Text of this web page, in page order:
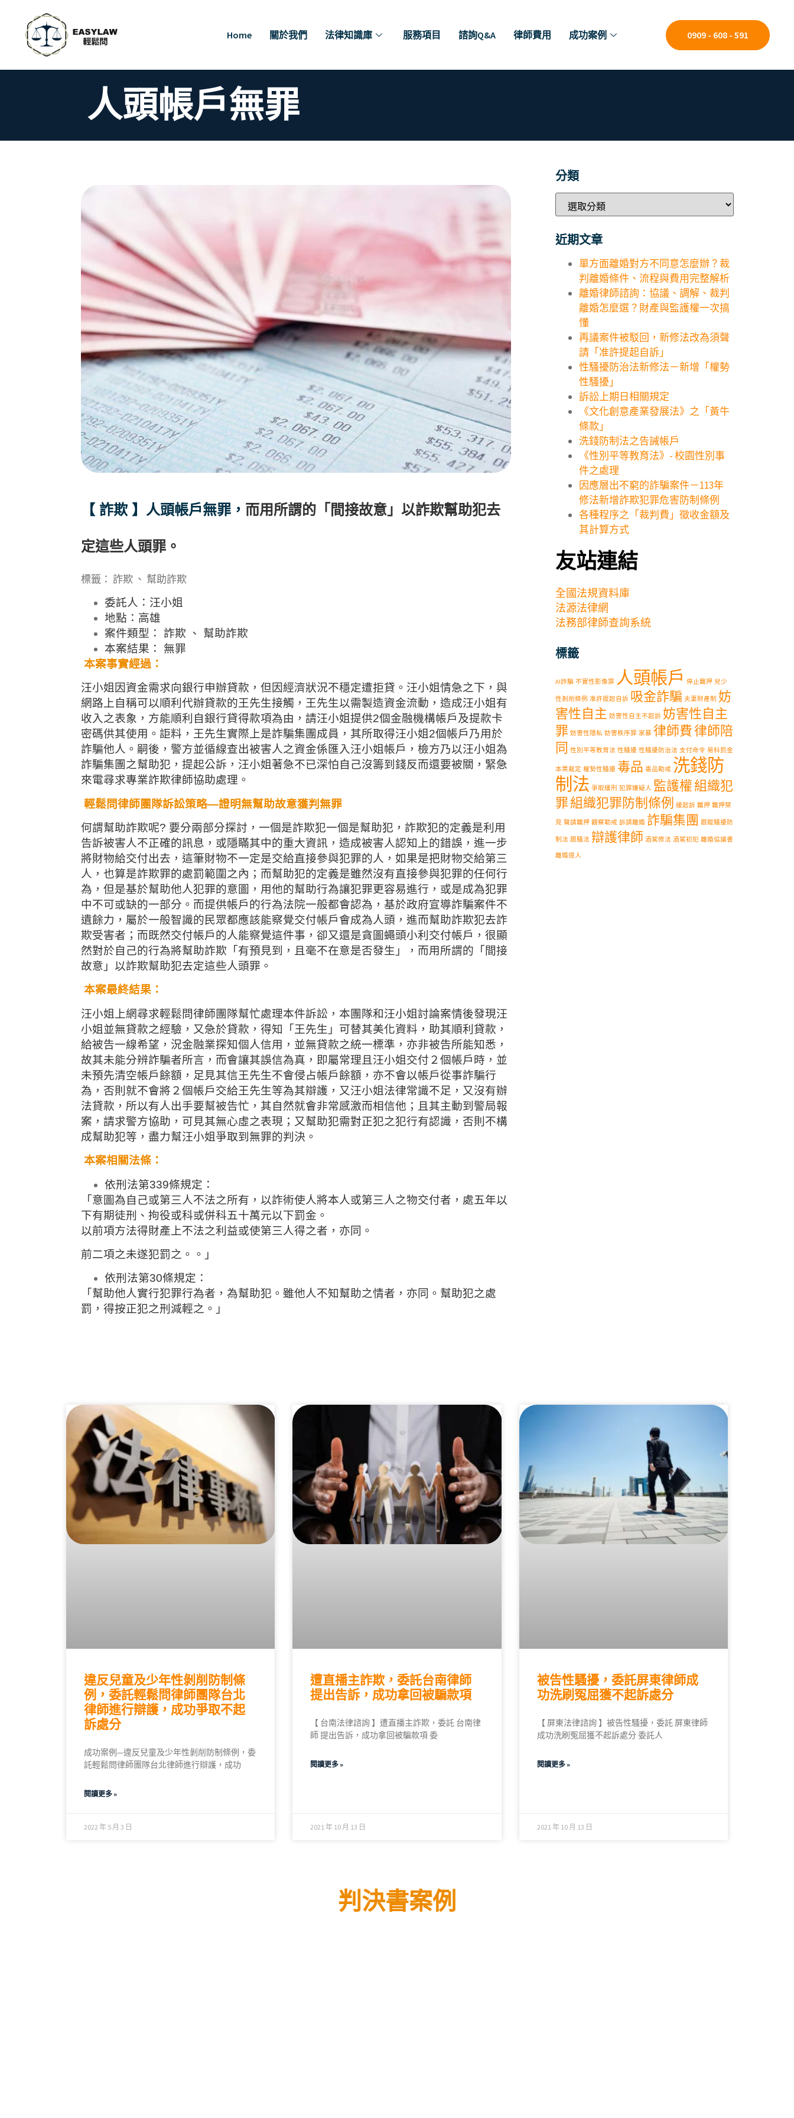
Home 關於我們 法律知識庫 服務項目 諮詢Q&A 律師費用 成功案例 0909 - 608 - 591
人頭帳戶無罪
【 詐欺 】人頭帳戶無罪， 而用所謂的「間接故意」以詐欺幫助犯去
定這些人頭罪。
標籤： 詐欺 、 幫助詐欺
委託人：汪小姐
地點：高雄
案件類型： 詐欺 、 幫助詐欺
本案結果： 無罪
本案事實經過：
汪小姐因資金需求向銀行申辦貸款，但因經濟狀況不穩定遭拒貸。汪小姐情急之下，與
網路上自稱可以順利代辦貸款的王先生接觸，王先生以需製造資金流動，造成汪小姐有
收入之表象，方能順利自銀行貸得款項為由，請汪小姐提供2個金融機構帳戶及提款卡
密碼供其使用。詎料，王先生實際上是詐騙集團成員，其所取得汪小姐2個帳戶乃用於
詐騙他人。嗣後，警方並循線查出被害人之資金係匯入汪小姐帳戶，檢方乃以汪小姐為
詐騙集團之幫助犯，提起公訴，汪小姐著急不已深怕自己沒籌到錢反而還要被關，緊急
來電尋求專業詐欺律師協助處理。
輕鬆問律師團隊訴訟策略—證明無幫助故意獲判無罪
何謂幫助詐欺呢? 要分兩部分探討，一個是詐欺犯一個是幫助犯，詐欺犯的定義是利用
告訴被害人不正確的訊息，或隱瞞其中的重大資訊，造成被害人認知上的錯誤，進一步
將財物給交付出去，這筆財物不一定是交給直接參與犯罪的人，如果是把財物交給第三
人，也算是詐欺罪的處罰範圍之內；而幫助犯的定義是雖然沒有直接參與犯罪的任何行
為，但是基於幫助他人犯罪的意圖，用他的幫助行為讓犯罪更容易進行，或是成為犯罪
中不可或缺的一部分。而提供帳戶的行為法院一般都會認為，基於政府宣導詐騙案件不
遺餘力，屬於一般智識的民眾都應該能察覺交付帳戶會成為人頭，進而幫助詐欺犯去詐
欺受害者；而既然交付帳戶的人能察覺這件事，卻又還是貪圖蠅頭小利交付帳戶，很顯
然對於自己的行為將幫助詐欺「有預見到，且毫不在意是否發生」，而用所謂的「間接
故意」以詐欺幫助犯去定這些人頭罪。
本案最終結果：
汪小姐上網尋求輕鬆問律師團隊幫忙處理本件訴訟，本團隊和汪小姐討論案情後發現汪
小姐並無貸款之經驗，又急於貸款，得知「王先生」可替其美化資料，助其順利貸款，
給被告一線希望，況金融業探知個人信用，並無貸款之統一標準，亦非被告所能知悉，
故其未能分辨詐騙者所言，而會讓其誤信為真，即屬常理且汪小姐交付２個帳戶時，並
未預先清空帳戶餘額，足見其信王先生不會侵占帳戶餘額，亦不會以帳戶從事詐騙行
為，否則就不會將２個帳戶交給王先生等為其辯護，又汪小姐法律常識不足，又沒有辦
法貸款，所以有人出手要幫被告忙，其自然就會非常感激而相信他；且其主動到警局報
案，請求警方協助，可見其無心虛之表現；又幫助犯需對正犯之犯行有認識，否則不構
成幫助犯等，盡力幫汪小姐爭取到無罪的判決。
本案相關法條：
依刑法第339條規定：
「意圖為自己或第三人不法之所有，以詐術使人將本人或第三人之物交付者，處五年以
下有期徒刑、拘役或科或併科五十萬元以下罰金。
以前項方法得財產上不法之利益或使第三人得之者，亦同。
前二項之未遂犯罰之。。」
依刑法第30條規定：
「幫助他人實行犯罪行為者，為幫助犯。雖他人不知幫助之情者，亦同。幫助犯之處
罰，得按正犯之刑減輕之。」
分類
近期文章
單方面離婚對方不同意怎麼辦？裁
判離婚條件、流程與費用完整解析
離婚律師諮詢：協議、調解、裁判
離婚怎麼選？財產與監護權一次搞
懂
再議案件被駁回，新修法改為須聲
請「准許提起自訴」
性騷擾防治法新修法－新增「權勢
性騷擾」
訴訟上期日相關規定
《文化創意產業發展法》之「黃牛
條款」
洗錢防制法之告誡帳戶
《性別平等教育法》- 校園性別事
件之處理
因應層出不窮的詐騙案件－113年
修法新增詐欺犯罪危害防制條例
各種程序之「裁判費」徵收金額及
其計算方式
友站連結
全國法規資料庫
法源法律網
法務部律師查詢系統
標籤
AI詐騙 不實性影像罪 人頭帳戶 停止羈押 兒少
性剝削條例 准許提起自訴 吸金詐騙 夫妻財產制 妨
害性自主 妨害性自主不起訴 妨害性自主
罪 妨害性隱私 妨害秩序罪 家暴 律師費律師陪
同 性別平等教育法 性騷擾 性騷擾防治法 支付命令 易科罰金
本票裁定 權勢性騷擾 毒品 毒品勒戒 洗錢防
制法 爭取緩刑 犯罪嫌疑人 監護權組織犯
罪組織犯罪防制條例 緩起訴 羈押 羈押禁
見 聲請羈押 觀察勒戒 訴請離婚 詐騙集團 跟蹤騷擾防
制法 跟騷法 辯護律師 酒駕修法 酒駕初犯 離婚協議書
離婚證人
違反兒童及少年性剝削防制條
例，委託輕鬆問律師團隊台北
律師進行辯護，成功爭取不起
訴處分
成功案例—違反兒童及少年性剝削防制條例，委
託輕鬆問律師團隊台北律師進行辯護，成功
閱讀更多 »
2022 年 5 月 3 日
遭直播主詐欺，委託台南律師
提出告訴，成功拿回被騙款項
【 台南法律諮詢 】遭直播主詐欺，委託 台南律
師 提出告訴，成功拿回被騙款項 委
閱讀更多 »
2021 年 10 月 13 日
被告性騷擾，委託屏東律師成
功洗刷冤屈獲不起訴處分
【 屏東法律諮詢 】被告性騷擾，委託 屏東律師
成功洗刷冤屈獲不起訴處分 委託人
閱讀更多 »
2021 年 10 月 13 日
判決書案例